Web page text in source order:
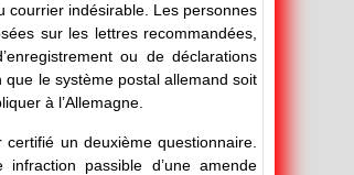
courrier indésirable. Les personnes
sur les lettres recommandées,
ou de déclarations
que le système postal allemand soit
à l’Allemagne.
un deuxième questionnaire.
passible d’une amende